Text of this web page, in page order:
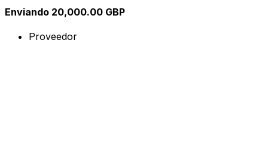
Enviando 20,000.00 GBP
Proveedor